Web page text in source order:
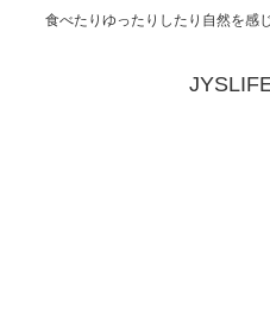
食べたりゆったりしたり自然を感